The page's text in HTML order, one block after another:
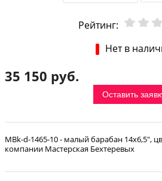
Рейтинг:
Нет в
35 150 руб.
Оставить
MBk-d-1465-10 - малый барабан 14х6,5",
компании Мастерская Бехтеревых